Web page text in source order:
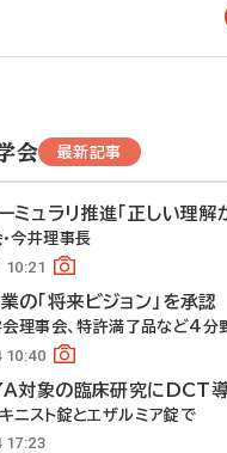
会 最新記事
ミュラリ推進「正しい理解
今井理事長
10:21
の「将来ビジョン」を承認
会理事会、特許満了品など4分
10:40
対象の臨床研究にDCT
ニスト錠とエザルミア錠で
17:23